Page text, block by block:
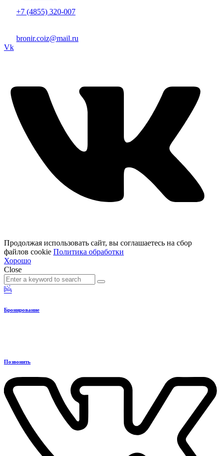
+7 (4855) 320-007
bronir.coiz@mail.ru
Vk
Продолжая использовать сайт, вы соглашаетесь на сбор
файлов cookie Политика обработки
Хорошо
Close
Search
for:
Search
Бронирование
Позвонить